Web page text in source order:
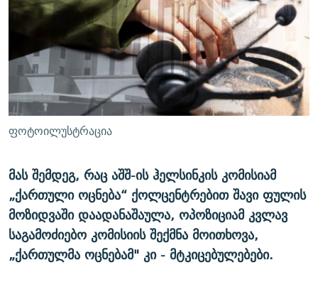
ᲛᲝᲚᲐᲞᲐᲠᲐᲙᲔ ᲢᲔᲥᲡᲢᲔᲑᲘ
ᲨᲘᲜ - ᲣᲪᲮᲝᲔᲗᲨᲘ
ᲚᲘᲢᲔᲠᲐᲢᲣᲠᲣᲚᲘ ᲬᲐᲮᲜᲐᲒᲔᲑᲘ
ᲐᲛᲔᲠᲘᲙᲣᲚᲘ ᲛᲝᲗᲮᲠᲝᲑᲐ
ᲘᲛᲞᲔᲠᲘᲐ ᲓᲐ ᲠᲐᲓᲘᲝ
ᲩᲔᲛᲘ ᲡᲘᲙᲕᲓᲘᲚᲘᲡ ᲛᲘᲖᲔᲖᲘᲐ COVID-19
11 ᲬᲔᲚᲘ - 11 ᲐᲛᲑᲐᲕᲘ
ᲡᲐᲞᲐᲠᲚᲐᲛᲔᲜᲢᲝ ᲐᲠᲩᲔᲕᲜᲔᲑᲘᲡ ᲘᲡᲢᲝᲠᲘᲐ
ᲑᲐᲕᲨᲕᲔᲑᲘ ᲞᲠᲝᲡᲢᲘᲢᲣᲪᲘᲐᲨᲘ - ᲐᲛᲝᲣᲗᲥᲛᲔᲚᲘ ᲐᲛᲑᲐᲕᲘ
5 ᲐᲛᲑᲐᲕᲘ - 20 ᲘᲕᲜᲘᲡᲡ ᲓᲐᲨᲐᲕᲔᲑᲣᲚᲔᲑᲘ
ᲐᲒᲕᲘᲡᲢᲝᲡ ᲝᲛᲘ
ПРИВЕТ ᲙᲣᲚᲢᲣᲠᲐ
ᲒᲐᲛᲝᲘᲬᲔᲠᲔ
რთე/რთ-ის ყველა საიტი
ფოტოილუსტრაცია
მას შემდეგ, რაც აშშ-ის ჰელსინკის კომისიამ
„ქართული ოცნება“ ქოლცენტრებით შავი ფულის
მოზიდვაში დაადანაშაულა, ოპოზიციამ კვლავ
საგამოძიებო კომისიის შექმნა მოითხოვა,
„ქართულმა ოცნებამ" კი - მტკიცებულებები.